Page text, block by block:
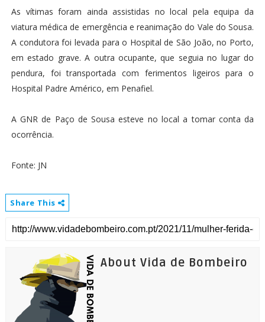
As vítimas foram ainda assistidas no local pela equipa da
viatura médica de emergência e reanimação do Vale do Sousa.
A condutora foi levada para o Hospital de São João, no Porto,
em estado grave. A outra ocupante, que seguia no lugar do
pendura, foi transportada com ferimentos ligeiros para o
Hospital Padre Américo, em Penafiel.
A GNR de Paço de Sousa esteve no local a tomar conta da
ocorrência.
Fonte: JN
Share This
About Vida de Bombeiro